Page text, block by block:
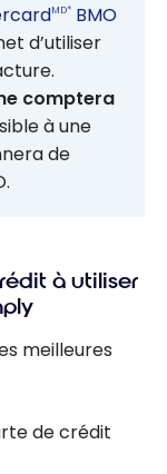
MD* BMO
d’utiliser
comptera
à une
de
à utiliser
meilleures
de crédit